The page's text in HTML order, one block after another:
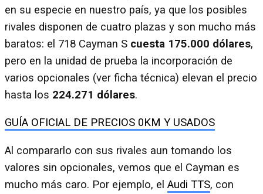
en su especie en nuestro país, ya que los posibles
rivales disponen de cuatro plazas y son mucho más
baratos: el 718 Cayman S cuesta 175.000 dólares,
pero en la unidad de prueba la incorporación de
varios opcionales (ver ficha técnica) elevan el precio
hasta los 224.271 dólares.
GUÍA OFICIAL DE PRECIOS 0KM Y USADOS
Al compararlo con sus rivales aun tomando los
valores sin opcionales, vemos que el Cayman es
mucho más caro. Por ejemplo, el Audi TTS, con